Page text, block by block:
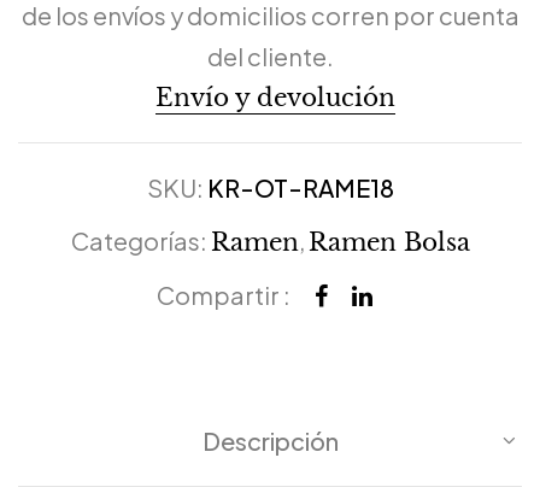
de los envíos y domicilios corren por cuenta
del cliente.
Envío y devolución
SKU: KR-OT-RAME18
Categorías: Ramen Ramen Bolsa
Compartir :
Descripción